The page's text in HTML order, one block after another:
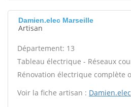
Damien.elec Marseille
Artisan
Département: 13
Tableau électrique - Réseaux
Rénovation électrique complète
Voir la fiche artisan : Damien.elec